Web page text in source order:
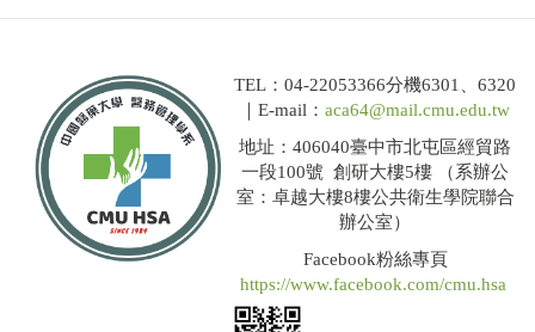
TEL：04-22053366分機6301、6320
｜E-mail： aca64@mail.cmu.edu.tw
地址：406040臺中市北屯區經貿路
一段100號 創研大樓5樓 （系辦公
室：卓越大樓8樓公共衛生學院聯合
辦公室）
Facebook粉絲專頁
https://www.facebook.com/cmu.hsa